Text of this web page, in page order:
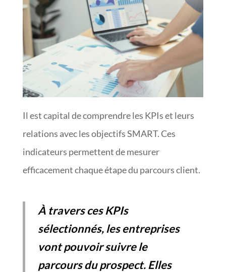
Il est capital de comprendre les KPIs et leurs
relations avec les objectifs SMART. Ces
indicateurs permettent de mesurer
efficacement chaque étape du parcours client.
À travers ces KPIs
sélectionnés, les entreprises
vont pouvoir suivre le
parcours du prospect. Elles